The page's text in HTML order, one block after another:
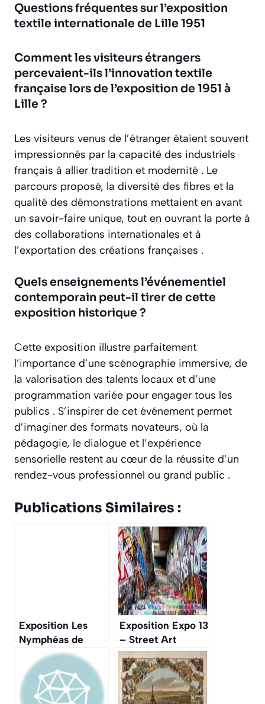
Questions fréquentes sur l’exposition
textile internationale de Lille 1951
Comment les visiteurs étrangers
percevaient-ils l’innovation textile
française lors de l’exposition de 1951 à
Lille ?
Les visiteurs venus de l’étranger étaient souvent
impressionnés par la capacité des industriels
français à allier tradition et modernité . Le
parcours proposé, la diversité des fibres et la
qualité des démonstrations mettaient en avant
un savoir-faire unique, tout en ouvrant la porte à
des collaborations internationales et à
l’exportation des créations françaises .
Quels enseignements l’événementiel
contemporain peut-il tirer de cette
exposition historique ?
Cette exposition illustre parfaitement
l’importance d’une scénographie immersive, de
la valorisation des talents locaux et d’une
programmation variée pour engager tous les
publics . S’inspirer de cet événement permet
d’imaginer des formats novateurs, où la
pédagogie, le dialogue et l’expérience
sensorielle restent au cœur de la réussite d’un
rendez-vous professionnel ou grand public .
Publications Similaires :
Exposition Les
Nymphéas de
Monet
Exposition Expo 13
– Street Art